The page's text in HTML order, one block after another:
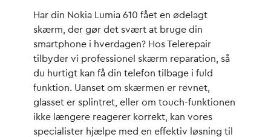
Har din Nokia Lumia 610 fået en ødelagt
skærm, der gør det svært at bruge din
smartphone i hverdagen? Hos Telerepair
tilbyder vi professionel skærm reparation, så
du hurtigt kan få din telefon tilbage i fuld
funktion. Uanset om skærmen er revnet,
glasset er splintret, eller om touch-funktionen
ikke længere reagerer korrekt, kan vores
specialister hjælpe med en effektiv løsning til